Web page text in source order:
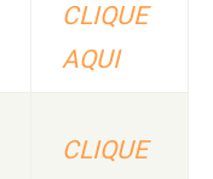
CLIQUE
AQUI
CLIQUE